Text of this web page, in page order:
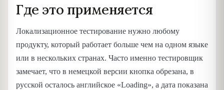
Где это применяется
Локализационное тестирование нужно любому
продукту, который работает больше чем на одном языке
или в нескольких странах. Часто именно тестировщик
замечает, что в немецкой версии кнопка обрезана, в
русской осталось английское «Loading», а дата показана